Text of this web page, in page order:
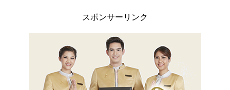
スポンサーリンク